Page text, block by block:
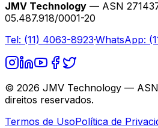
JMV Technology — ASN
05.487.918/0001-20
Tel: (11) 4063-8923·WhatsApp:
© 2026 JMV Technology — ASN
direitos reservados.
Termos de UsoPolítica de